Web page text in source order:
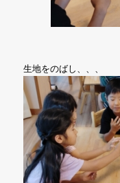
生地をのばし、、、